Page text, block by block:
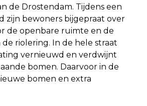
de Drostendam. Tijdens een
zijn bewoners bijgepraat over
de openbare ruimte en de
riolering. In de hele straat
vernieuwd en verdwijnt
bomen. Daarvoor in de
bomen en extra